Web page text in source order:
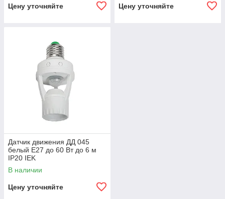
Цену уточняйте Цену уточняйте
Датчик движения ДД 045
белый E27 до 60 Вт до 6 м
IP20 IEK
В наличии
Цену уточняйте